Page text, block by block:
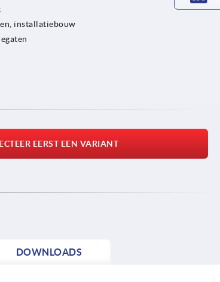
installatiebouw
EERST EEN VARIANT
DOWNLOADS